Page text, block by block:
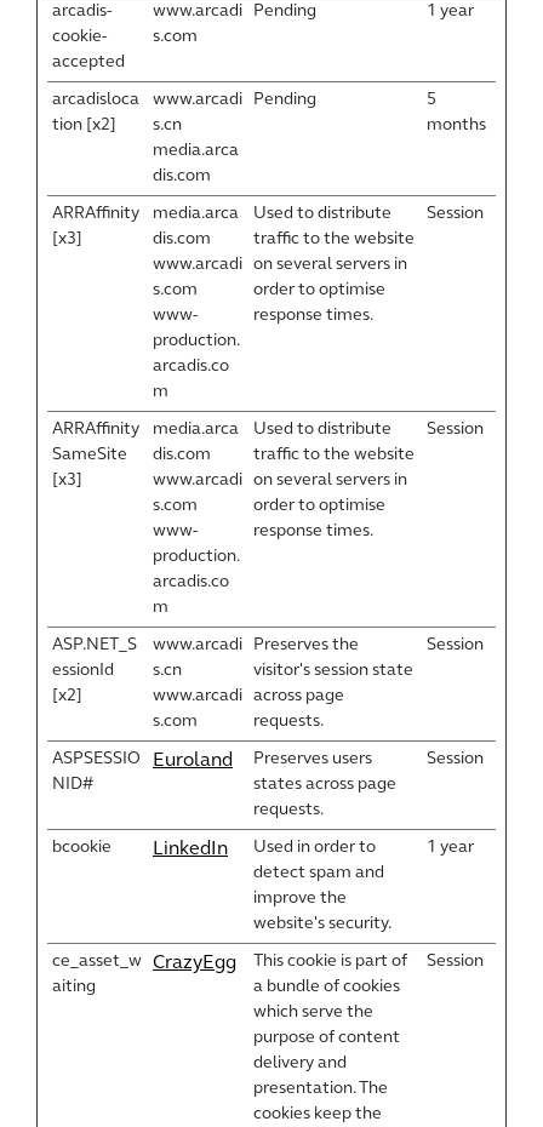
arcadis-
cookie-
accepted
www.arcadi
s.com
Pending 1 year
arcadisloca
tion [x2]
www.arcadi
s.cn
media.arca
dis.com
Pending
5
months
ARRAffinity
[x3]
media.arca
dis.com
www.arcadi
s.com
www-
production.
arcadis.co
m
Used to distribute
traffic to the website
on several servers in
order to optimise
response times.
Session
ARRAffinity
SameSite
[x3]
media.arca
dis.com
www.arcadi
s.com
www-
production.
arcadis.co
m
Used to distribute
traffic to the website
on several servers in
order to optimise
response times.
Session
ASP.NET_S
essionId
[x2]
www.arcadi
s.cn
www.arcadi
s.com
Preserves the
visitor's session state
across page
requests.
Session
ASPSESSIO
NID#
Euroland
Preserves users
states across page
requests.
Session
bcookie LinkedIn
Used in order to
detect spam and
improve the
website's security.
1 year
ce_asset_w
aiting
CrazyEgg
This cookie is part of
a bundle of cookies
which serve the
purpose of content
delivery and
presentation. The
cookies keep the
Session